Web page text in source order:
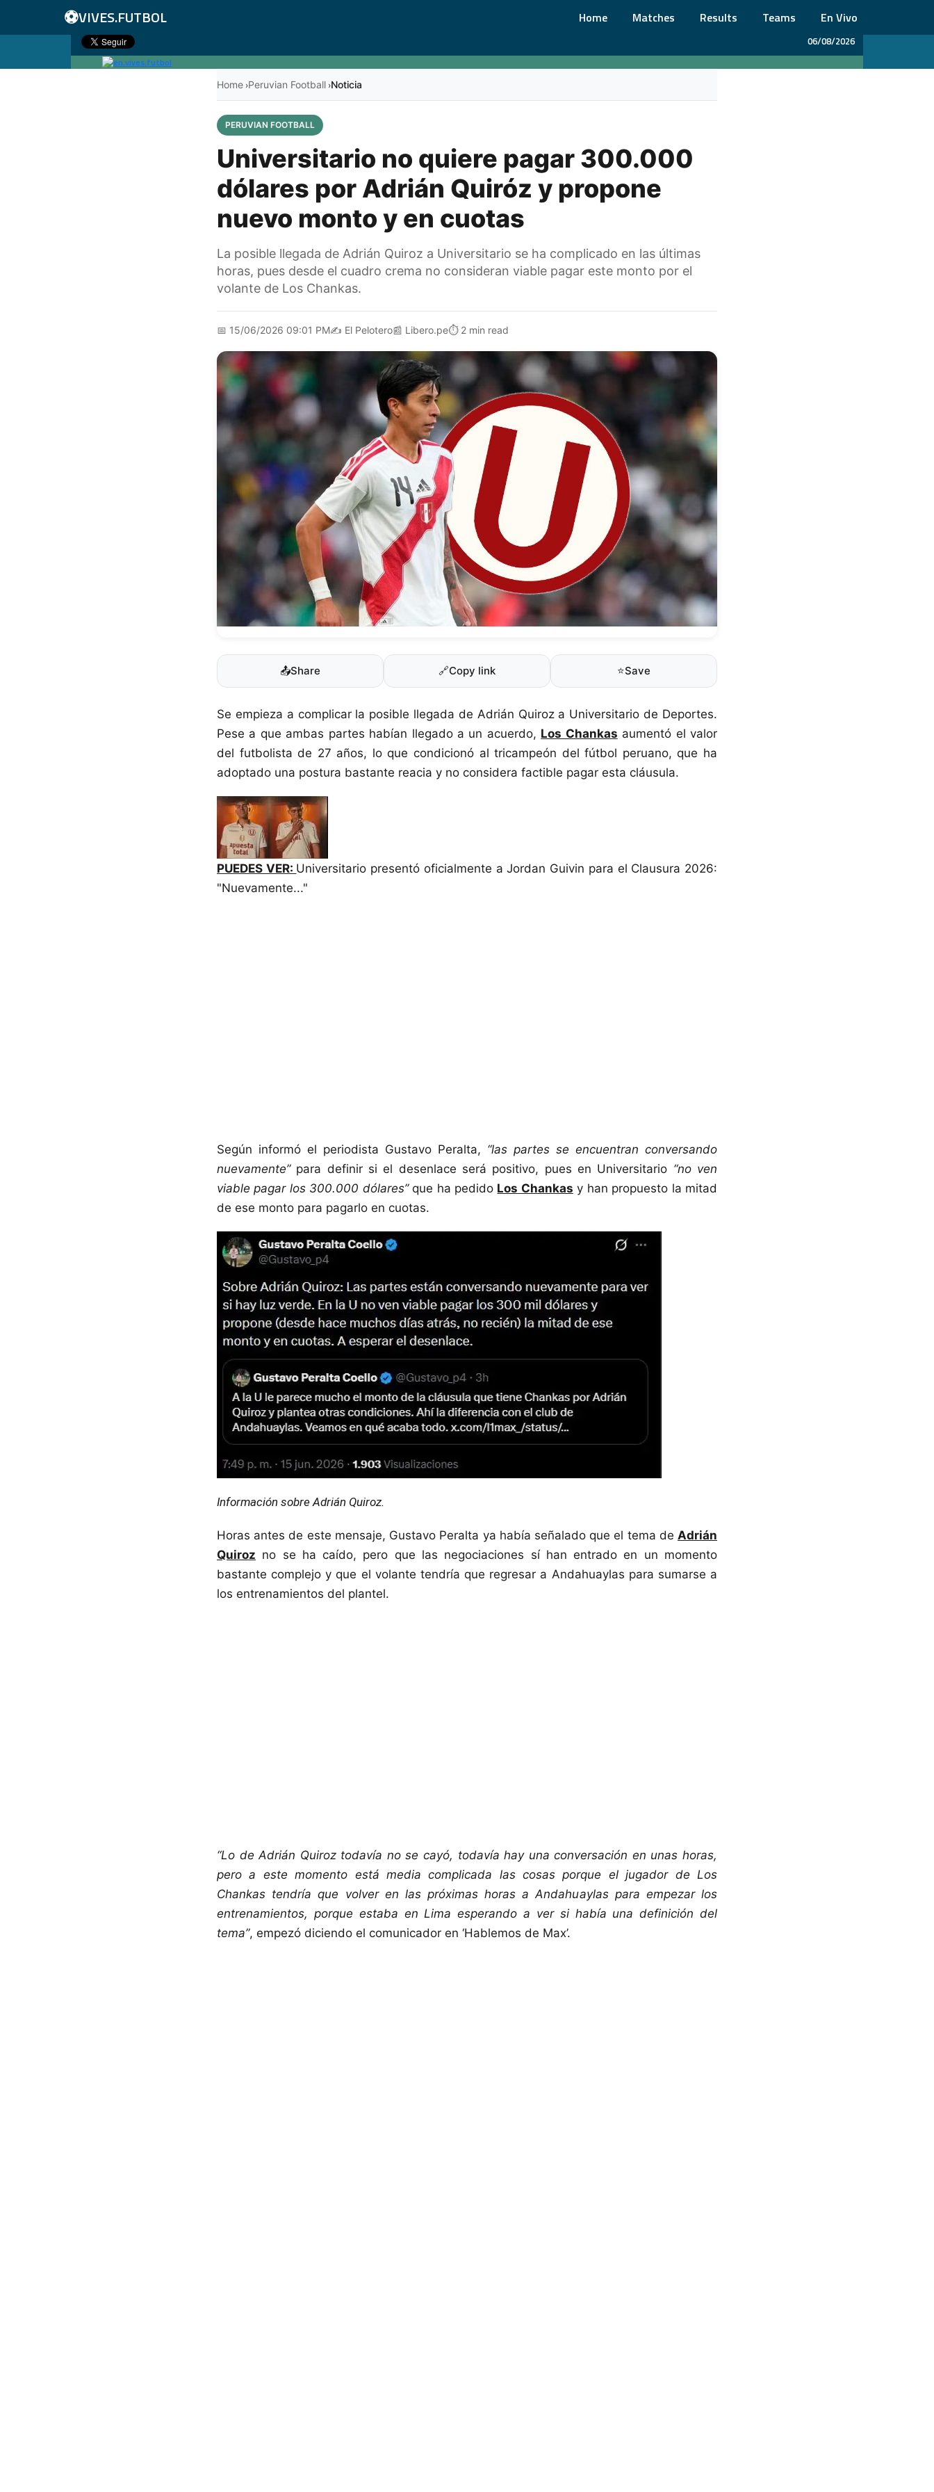
⚽VIVES.FUTBOL Home Matches Results Teams En Vivo
06/08/2026
Home ›Peruvian Football ›Noticia
PERUVIAN FOOTBALL
Universitario no quiere pagar 300.000
dólares por Adrián Quiróz y propone
nuevo monto y en cuotas
La posible llegada de Adrián Quiroz a Universitario se ha complicado en las últimas
horas, pues desde el cuadro crema no consideran viable pagar este monto por el
volante de Los Chankas.
📅 15/06/2026 09:01 PM✍️ El Pelotero📰 Libero.pe⏱️ 2 min read
📤Share 🔗Copy link ⭐Save
Se empieza a complicar la posible llegada de Adrián Quiroz a Universitario de Deportes.
Pese a que ambas partes habían llegado a un acuerdo, Los Chankas aumentó el valor
del futbolista de 27 años, lo que condicionó al tricampeón del fútbol peruano, que ha
adoptado una postura bastante reacia y no considera factible pagar esta cláusula.
PUEDES VER: Universitario presentó oficialmente a Jordan Guivin para el Clausura 2026:
"Nuevamente..."
Según informó el periodista Gustavo Peralta, “las partes se encuentran conversando
nuevamente”para definir si el desenlace será positivo, pues en Universitario “no ven
viable pagar los 300.000 dólares”que ha pedido Los Chankas y han propuesto la mitad
de ese monto para pagarlo en cuotas.
Información sobre Adrián Quiroz.
Horas antes de este mensaje, Gustavo Peralta ya había señalado que el tema de Adrián
Quiroz no se ha caído, pero que las negociaciones sí han entrado en un momento
bastante complejo y que el volante tendría que regresar a Andahuaylas para sumarse a
los entrenamientos del plantel.
“Lo de Adrián Quiroz todavía no se cayó, todavía hay una conversación en unas horas,
pero a este momento está media complicada las cosas porque el jugador de Los
Chankas tendría que volver en las próximas horas a Andahuaylas para empezar los
entrenamientos, porque estaba en Lima esperando a ver si había una definición del
tema”, empezó diciendo el comunicador en ‘Hablemos de Max’.